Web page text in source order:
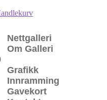
Nettgalleri
Om Galleri
Grafikk
Innramming
Gavekort